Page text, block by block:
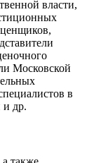
власти,
Московской
в
и др.